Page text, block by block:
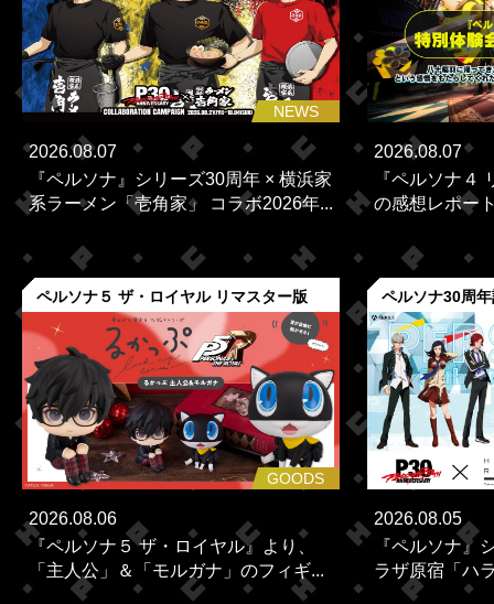
NEWS
2026.08.07
『ペルソナ』シリーズ30周年 × 横浜家
系ラーメン「壱角家」 コラボ2026年...
2026.08.07
『ペルソナ４
の感想レポー
ペルソナ５ ザ・ロイヤル リマスター版
GOODS
2026.08.06
『ペルソナ５ ザ・ロイヤル』より、
「主人公」＆「モルガナ」のフィギ...
ペルソナ30周
2026.08.05
『ペルソナ』
ラザ原宿「ハ